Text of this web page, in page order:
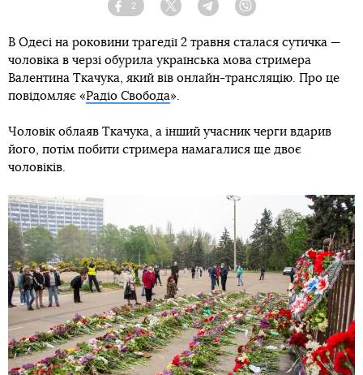
Facebook
2
Twitter TelegramViber
В Одесі на роковини трагедії 2 травня сталася сутичка —
чоловіка в черзі обурила українська мова стримера
Валентина Ткачука, який вів онлайн-трансляцію. Про це
повідомляє «Радіо Свобода».
Чоловік облаяв Ткачука, а інший учасник черги вдарив
його, потім побити стримера намагалися ще двоє
чоловіків.